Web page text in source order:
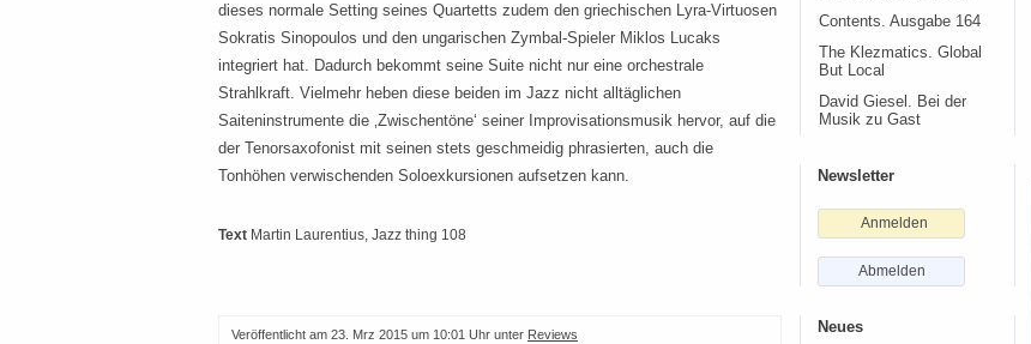
dieses normale Setting seines Quartetts zudem den griechischen Lyra-Virtuosen
Sokratis Sinopoulos und den ungarischen Zymbal-Spieler Miklos Lucaks
integriert hat. Dadurch bekommt seine Suite nicht nur eine orchestrale
Strahlkraft. Vielmehr heben diese beiden im Jazz nicht alltäglichen
Saiteninstrumente die ‚Zwischentöne‘ seiner Improvisationsmusik hervor, auf die
der Tenorsaxofonist mit seinen stets geschmeidig phrasierten, auch die
Tonhöhen verwischenden Soloexkursionen aufsetzen kann.
Text Martin Laurentius, Jazz thing 108
Veröffentlicht am 23. Mrz 2015 um 10:01 Uhr unter Reviews
Contents. Ausgabe 164
The Klezmatics. Global
But Local
David Giesel. Bei der
Musik zu Gast
Newsletter
Anmelden
Abmelden
Neues